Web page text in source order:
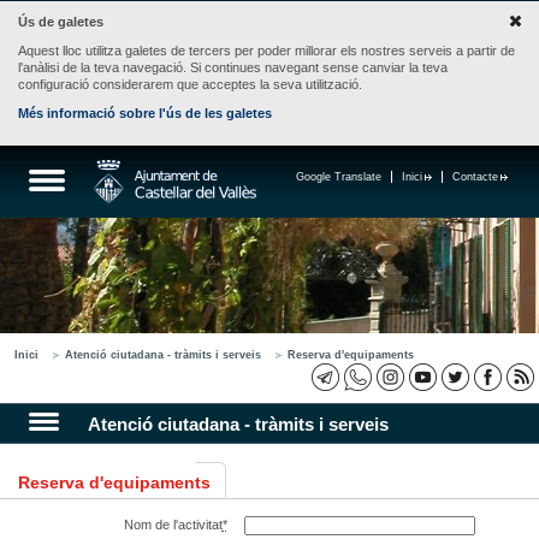
Ús de galetes
Aquest lloc utilitza galetes de tercers per poder millorar els nostres serveis a partir de
l'anàlisi de la teva navegació. Si continues navegant sense canviar la teva
configuració considerarem que acceptes la seva utilització.
Més informació sobre l'ús de les galetes
Contacte
Inici
Google Translate
Inici Atenció ciutadana - tràmits i serveis Reserva d'equipaments
Atenció ciutadana - tràmits i serveis
Reserva d'equipaments
Nom de l'activitat*